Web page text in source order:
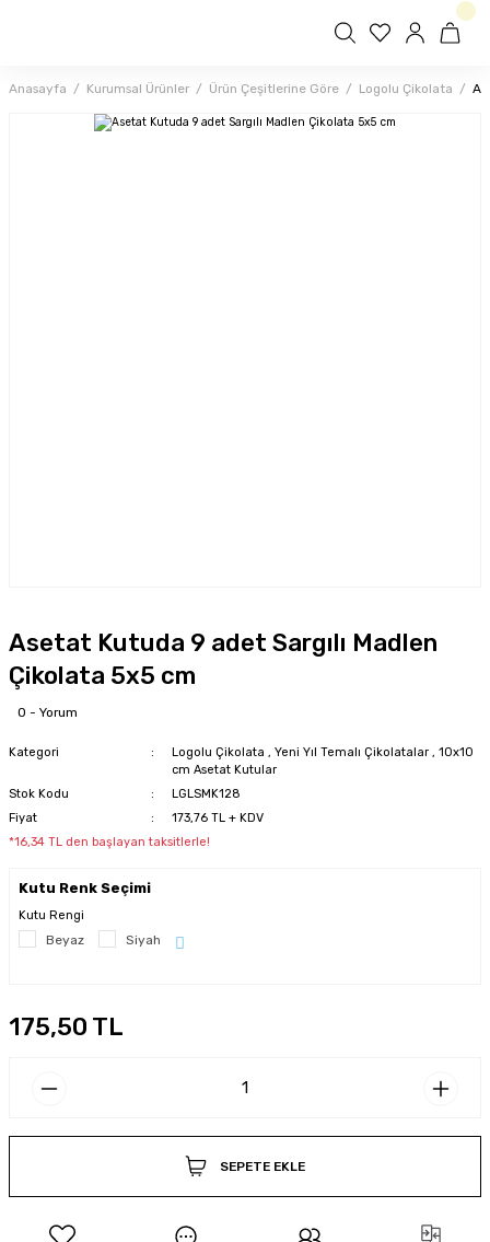
Anasayfa Kurumsal Ürünler Ürün Çeşitlerine Göre Logolu Çikolata
Asetat Kutuda 9 adet Sargılı Madlen
Çikolata 5x5 cm
0 - Yorum
Kategori Logolu Çikolata , Yeni Yıl Temalı Çikolatalar , 10x10
cm Asetat Kutular
Stok Kodu
LGLSMK128
Fiyat
173,76 TL + KDV
*16,34 TL den başlayan taksitlerle!
Kutu Renk Seçimi
Kutu Rengi
Beyaz Siyah
175,50 TL
SEPETE EKLE